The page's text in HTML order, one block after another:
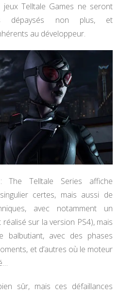
Telltale Games ne seront
dépaysés non plus, et
au développeur.
Telltale Series affiche
certes, mais aussi de
avec notamment un
sur la version PS4), mais
balbutiant, avec des phases
et d’autres où le moteur
sûr, mais ces défaillances